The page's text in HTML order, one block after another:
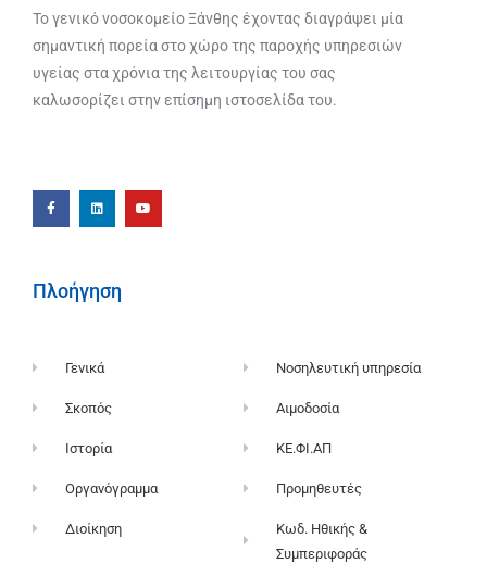
Το γενικό νοσοκομείο Ξάνθης έχοντας διαγράψει μία
σημαντική πορεία στο χώρο της παροχής υπηρεσιών
υγείας στα χρόνια της λειτουργίας του σας
καλωσορίζει στην επίσημη ιστοσελίδα του.
Πλοήγηση
Γενικά
Σκοπός
Ιστορία
Οργανόγραμμα
Διοίκηση
Νοσηλευτική υπηρεσία
Αιμοδοσία
ΚΕ.ΦΙ.ΑΠ
Προμηθευτές
Κωδ. Ηθικής &
Συμπεριφοράς